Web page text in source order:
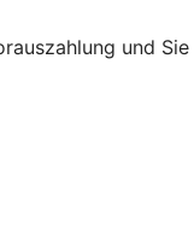
und